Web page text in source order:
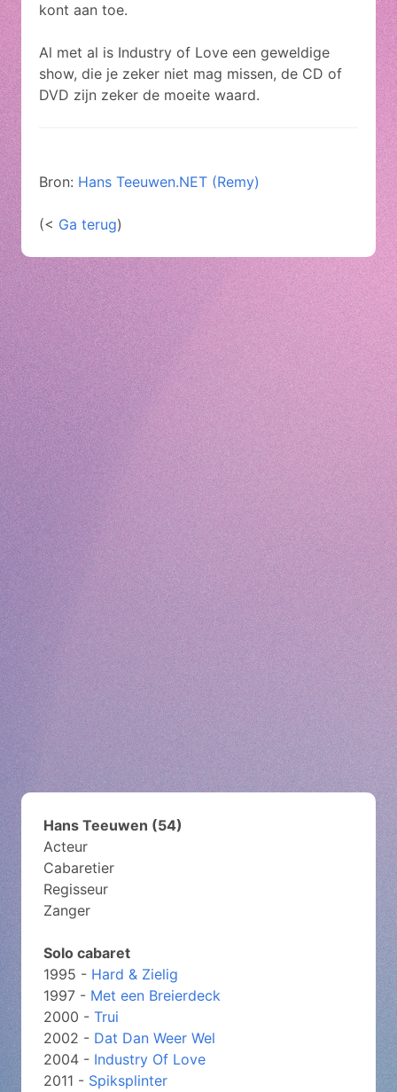
kont aan toe.
Al met al is Industry of Love een geweldige
show, die je zeker niet mag missen, de CD of
DVD zijn zeker de moeite waard.
Bron: Hans Teeuwen.NET (Remy)
(< Ga terug)
Hans Teeuwen (54)
Acteur
Cabaretier
Regisseur
Zanger
Solo cabaret
1995 - Hard & Zielig
1997 - Met een Breierdeck
2000 - Trui
2002 - Dat Dan Weer Wel
2004 - Industry Of Love
2011 - Spiksplinter